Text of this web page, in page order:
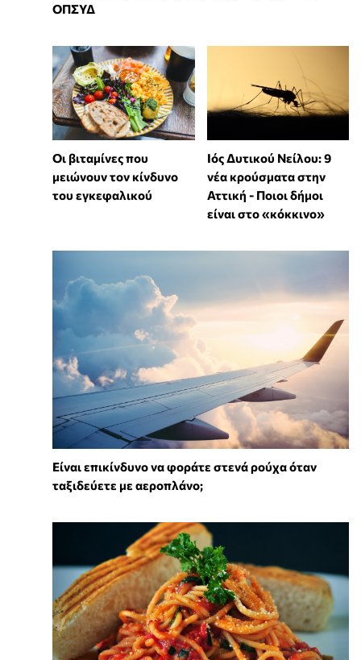
ΟΠΣΥΔ
Οι βιταμίνες που
μειώνουν τον κίνδυνο
του εγκεφαλικού
Ιός Δυτικού Νείλου: 9
νέα κρούσματα στην
Αττική - Ποιοι δήμοι
είναι στο «κόκκινο»
⁠Είναι επικίνδυνο να φοράτε στενά ρούχα όταν
ταξιδεύετε με αεροπλάνο;